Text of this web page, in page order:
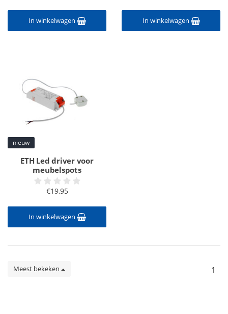
In winkelwagen In winkelwagen
nieuw
ETH Led driver voor
meubelspots
€19,95
In winkelwagen
Meest bekeken 1